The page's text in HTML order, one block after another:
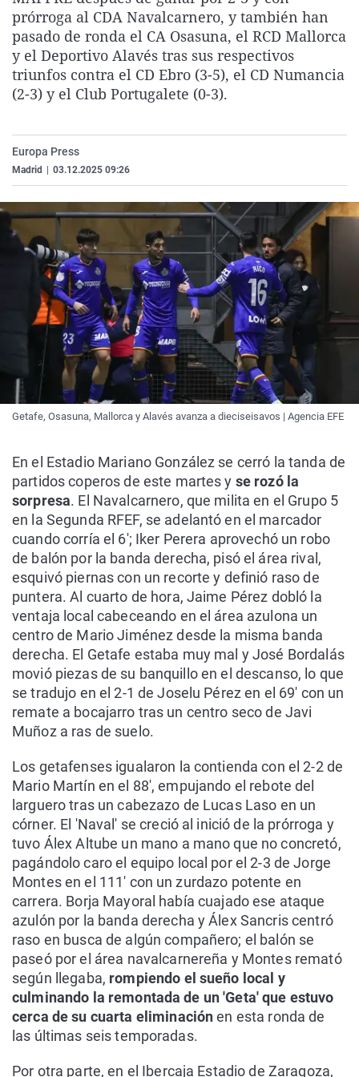
La rosa de los vientos
Gente viajera
Como el perro y el
Caso
Retornados
Equipo de
Extremadura
Galicia
La Rioja
Virales
Televisión
Elecciones
prórroga al CDA Navalcarnero, y también han
pasado de ronda el CA Osasuna, el RCD Mallorca
y el Deportivo Alavés tras sus respectivos
triunfos contra el CD Ebro (3-5), el CD Numancia
(2-3) y el Club Portugalete (0-3).
Europa Press
Madrid 03.12.2025 09:26
Getafe, Osasuna, Mallorca y Alavés avanza a dieciseisavos | Agencia EFE
En el Estadio Mariano González se cerró la tanda de
partidos coperos de este martes y se rozó la
sorpresa. El Navalcarnero, que milita en el Grupo 5
en la Segunda RFEF, se adelantó en el marcador
cuando corría el 6'; Iker Perera aprovechó un robo
de balón por la banda derecha, pisó el área rival,
esquivó piernas con un recorte y definió raso de
puntera. Al cuarto de hora, Jaime Pérez dobló la
ventaja local cabeceando en el área azulona un
centro de Mario Jiménez desde la misma banda
derecha. El Getafe estaba muy mal y José Bordalás
movió piezas de su banquillo en el descanso, lo que
se tradujo en el 2-1 de Joselu Pérez en el 69' con un
remate a bocajarro tras un centro seco de Javi
Muñoz a ras de suelo.
Los getafenses igualaron la contienda con el 2-2 de
Mario Martín en el 88', empujando el rebote del
larguero tras un cabezazo de Lucas Laso en un
córner. El 'Naval' se creció al inició de la prórroga y
tuvo Álex Altube un mano a mano que no concretó,
pagándolo caro el equipo local por el 2-3 de Jorge
Montes en el 111' con un zurdazo potente en
carrera. Borja Mayoral había cuajado ese ataque
azulón por la banda derecha y Álex Sancris centró
raso en busca de algún compañero; el balón se
paseó por el área navalcarnereña y Montes remató
según llegaba, rompiendo el sueño local y
culminando la remontada de un 'Geta' que estuvo
cerca de su cuarta eliminaciónen esta ronda de
las últimas seis temporadas.
Por otra parte, en el Ibercaja Estadio de Zaragoza,